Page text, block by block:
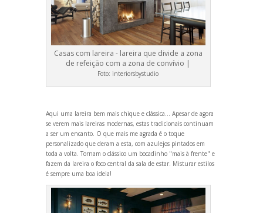
Casas com lareira - lareira que divide a zona
de refeição com a zona de convívio |
Foto: interiorsbystudio
Aqui uma lareira bem mais chique e clássica… Apesar de agora
se verem mais lareiras modernas, estas tradicionais continuam
a ser um encanto. O que mais me agrada é o toque
personalizado que deram a esta, com azulejos pintados em
toda a volta. Tornam o clássico um bocadinho "mais à frente" e
fazem da lareira o foco central da sala de estar. Misturar estilos
é sempre uma boa ideia!